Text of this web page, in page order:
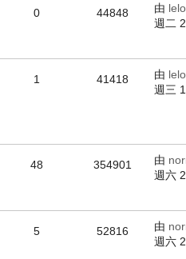
0 44848 由 lelo
週二
1 41418 由 lelo
週三
48 354901 由
週六
5 52816 由
週六